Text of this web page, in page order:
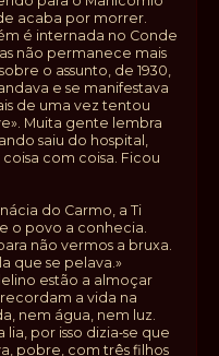
acaba por morrer.
é internada no Conde
não permanece mais
o assunto, de 1930,
e se manifestava
de uma vez tentou
Muita gente lembra
saiu do hospital,
com coisa. Ficou
do Carmo, a Ti
o povo a conhecia.
não vermos a bruxa.
que se pelava.»
estão a almoçar
a vida na
nem água, nem luz.
por isso dizia‑se que
pobre, com três filhos